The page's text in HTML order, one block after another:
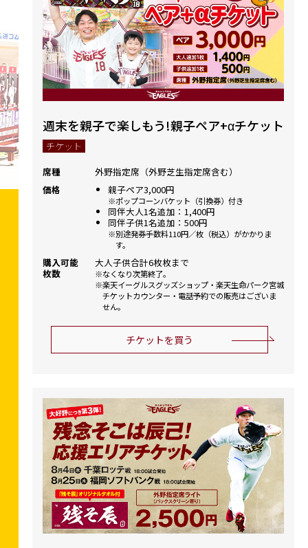
週末を親子で楽しもう!親子ペア+αチケット
チケット
席種
外野指定席（外野芝生指定席含む）
価格
親子ペア3,000円
ポップコーンバケット（引換券）付き
同伴大人1名追加：1,400円
同伴子供1名追加：500円
別途発券手数料110円／枚（税込）がかかりま
す。
購入可能
枚数
大人子供合計6枚枚まで
なくなり次第終了。
楽天イーグルスグッズショップ・楽天生命パーク宮城
チケットカウンター・電話予約での販売はございま
せん。
チケットを買う